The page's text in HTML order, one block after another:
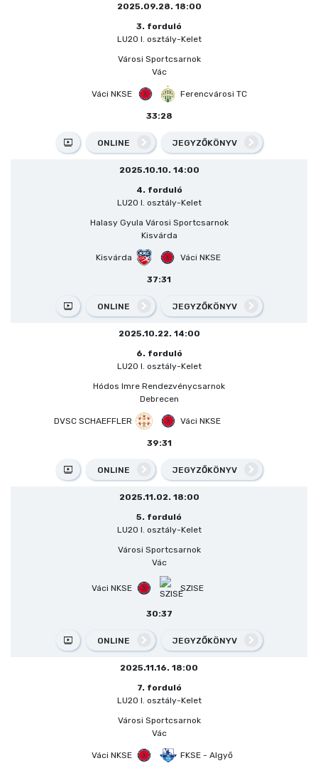
2025.09.28. 18:00
3. forduló
LU20 I. osztály-Kelet
Városi Sportcsarnok
Vác
Váci NKSE Ferencvárosi TC
33:28
ONLINE JEGYZŐKÖNYV
2025.10.10. 14:00
4. forduló
LU20 I. osztály-Kelet
Halasy Gyula Városi Sportcsarnok
Kisvárda
Kisvárda Váci NKSE
37:31
ONLINE JEGYZŐKÖNYV
2025.10.22. 14:00
6. forduló
LU20 I. osztály-Kelet
Hódos Imre Rendezvénycsarnok
Debrecen
DVSC SCHAEFFLER Váci NKSE
39:31
ONLINE JEGYZŐKÖNYV
2025.11.02. 18:00
5. forduló
LU20 I. osztály-Kelet
Városi Sportcsarnok
Vác
Váci NKSE SZISE
30:37
ONLINE JEGYZŐKÖNYV
2025.11.16. 18:00
7. forduló
LU20 I. osztály-Kelet
Városi Sportcsarnok
Vác
Váci NKSE FKSE - Algyő